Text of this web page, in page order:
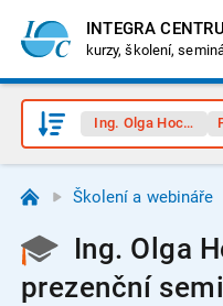
INTEGRA
kurzy, školení,
Ing. Olga
Školení a webináře
Ing. Olga
prezenční